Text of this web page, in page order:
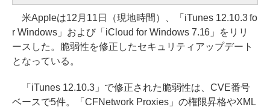
米Appleは12月11日（現地時間）、「iTunes 12.10.3 fo
r Windows」および「iCloud for Windows 7.16」をリリ
ースした。脆弱性を修正したセキュリティアップデート
となっている。
「iTunes 12.10.3」で修正された脆弱性は、CVE番号
ベースで5件。「CFNetwork Proxies」の権限昇格やXML